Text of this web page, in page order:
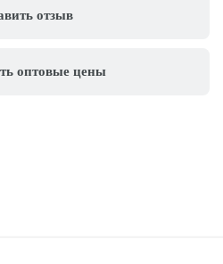
отзыв
оптовые цены